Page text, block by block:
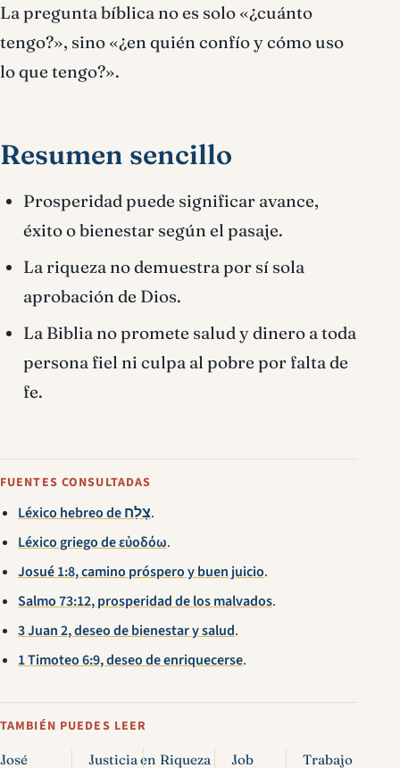
La pregunta bíblica no es solo «¿cuánto
tengo?», sino «¿en quién confío y cómo uso
lo que tengo?».
Resumen sencillo
Prosperidad puede significar avance,
éxito o bienestar según el pasaje.
La riqueza no demuestra por sí sola
aprobación de Dios.
La Biblia no promete salud y dinero a toda
persona fiel ni culpa al pobre por falta de
fe.
FUENTES CONSULTADAS
Léxico hebreo de צָלַח.
Léxico griego de εὐοδόω.
Josué 1:8, camino próspero y buen juicio.
Salmo 73:12, prosperidad de los malvados.
3 Juan 2, deseo de bienestar y salud.
1 Timoteo 6:9, deseo de enriquecerse.
TAMBIÉN PUEDES LEER
José
Justicia en Riqueza
Job
Trabajo